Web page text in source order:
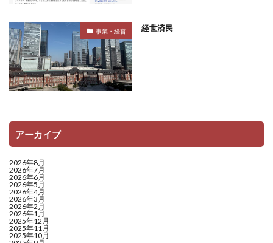
事業・経営 経世済民
アーカイブ
2026年8月
2026年7月
2026年6月
2026年5月
2026年4月
2026年3月
2026年2月
2026年1月
2025年12月
2025年11月
2025年10月